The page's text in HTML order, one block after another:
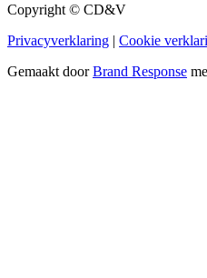
Copyright © CD&V
Privacyverklaring | Cookie
Gemaakt doorBrand Response